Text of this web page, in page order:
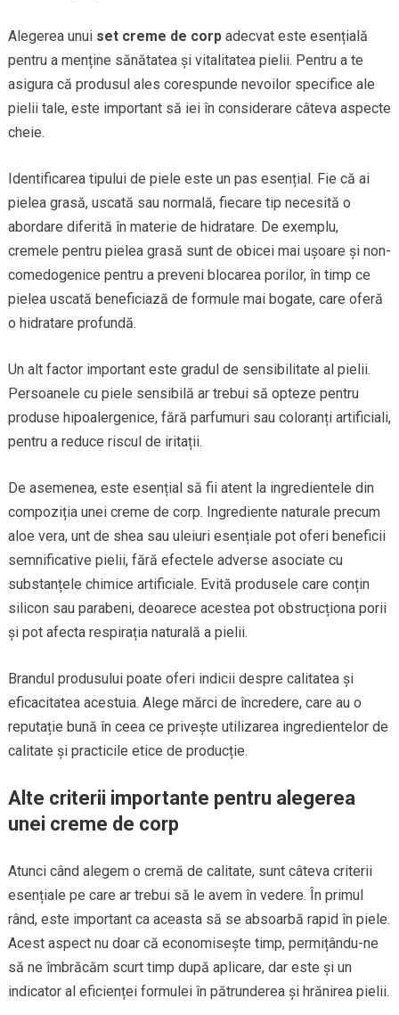
Alegerea unui set creme de corpadecvat este esențială
pentru a menține sănătatea și vitalitatea pielii. Pentru a te
asigura că produsul ales corespunde nevoilor specifice ale
pielii tale, este important să iei în considerare câteva aspecte
cheie.
Identificarea tipului de piele este un pas esențial. Fie că ai
pielea grasă, uscată sau normală, fiecare tip necesită o
abordare diferită în materie de hidratare. De exemplu,
cremele pentru pielea grasă sunt de obicei mai ușoare și non-
comedogenice pentru a preveni blocarea porilor, în timp ce
pielea uscată beneficiază de formule mai bogate, care oferă
o hidratare profundă.
Un alt factor important este gradul de sensibilitate al pielii.
Persoanele cu piele sensibilă ar trebui să opteze pentru
produse hipoalergenice, fără parfumuri sau coloranți artificiali,
pentru a reduce riscul de iritații.
De asemenea, este esențial să fii atent la ingredientele din
compoziția unei creme de corp. Ingrediente naturale precum
aloe vera, unt de shea sau uleiuri esențiale pot oferi beneficii
semnificative pielii, fără efectele adverse asociate cu
substanțele chimice artificiale. Evită produsele care conțin
silicon sau parabeni, deoarece acestea pot obstrucționa porii
și pot afecta respirația naturală a pielii.
Brandul produsului poate oferi indicii despre calitatea și
eficacitatea acestuia. Alege mărci de încredere, care au o
reputație bună în ceea ce privește utilizarea ingredientelor de
calitate și practicile etice de producție.
Alte criterii importante pentru alegerea
unei creme de corp
Atunci când alegem o cremă de calitate, sunt câteva criterii
esențiale pe care ar trebui să le avem în vedere. În primul
rând, este important ca aceasta să se absoarbă rapid în piele.
Acest aspect nu doar că economisește timp, permițându-ne
să ne îmbrăcăm scurt timp după aplicare, dar este și un
indicator al eficienței formulei în pătrunderea și hrănirea pielii.